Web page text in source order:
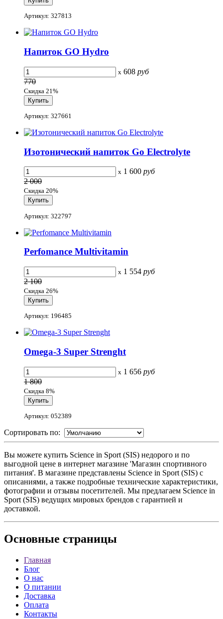
Артикул: 327813
Напиток GO Hydro
x 608 руб
770
Скидка 21%
Артикул: 327661
Изотонический напиток Go Electrolyte
x 1 600 руб
2 000
Скидка 20%
Артикул: 322797
Perfomance Multivitamin
x 1 554 руб
2 100
Скидка 26%
Артикул: 196485
Omega-3 Super Strenght
x 1 656 руб
1 800
Скидка 8%
Артикул: 052389
Сортировать по:
Вы можете купить Science in Sport (SIS) недорого и по
выгодной цене в интернет магазине 'Магазин спортивного
питания'. В магазине представлены Science in Sport (SIS) с
описаниями, а также подробные технические характеристики,
фотографии и отзывы посетителей. Мы предлагаем Science in
Sport (SIS) ведущих мировых брендов с гарантией и
доставкой.
Основные страницы
Главная
Блог
О нас
О питании
Доставка
Оплата
Контакты